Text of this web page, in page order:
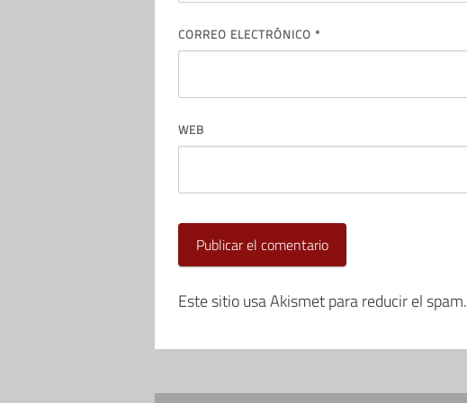
CORREO ELECTRÓNICO *
WEB
Este sitio usa Akismet para reducir el spam.